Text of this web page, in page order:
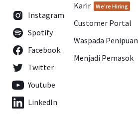
Instagram
Spotify
Facebook
Twitter
Youtube
LinkedIn
Karir
We're Hiring
Customer Portal
Waspada Penipuan
Menjadi Pemasok